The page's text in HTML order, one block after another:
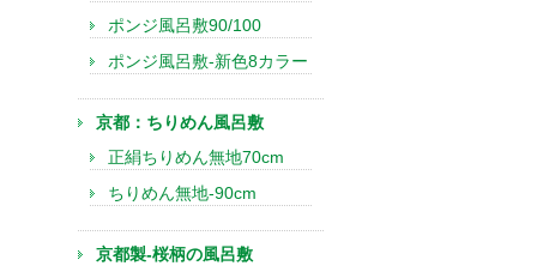
ポンジ風呂敷90/100
ポンジ風呂敷-新色8カラー
京都：ちりめん風呂敷
正絹ちりめん無地70cm
ちりめん無地-90cm
京都製-桜柄の風呂敷